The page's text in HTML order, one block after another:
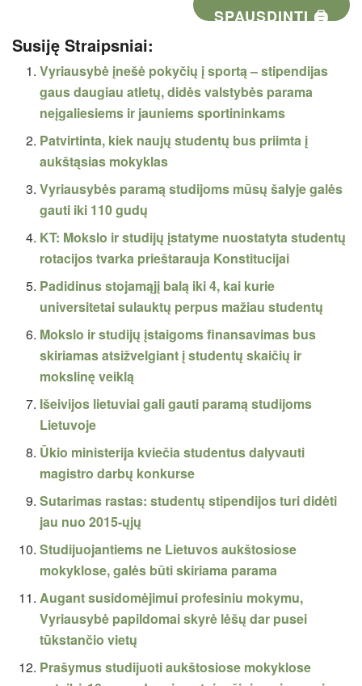
SPAUSDINTI 🖨
Susiję Straipsniai:
Vyriausybė įnešė pokyčių į sportą – stipendijas
gaus daugiau atletų, didės valstybės parama
neįgaliesiems ir jauniems sportininkams
Patvirtinta, kiek naujų studentų bus priimta į
aukštąsias mokyklas
Vyriausybės paramą studijoms mūsų šalyje galės
gauti iki 110 gudų
KT: Mokslo ir studijų įstatyme nuostatyta studentų
rotacijos tvarka prieštarauja Konstitucijai
Padidinus stojamąjį balą iki 4, kai kurie
universitetai sulauktų perpus mažiau studentų
Mokslo ir studijų įstaigoms finansavimas bus
skiriamas atsižvelgiant į studentų skaičių ir
mokslinę veiklą
Išeivijos lietuviai gali gauti paramą studijoms
Lietuvoje
Ūkio ministerija kviečia studentus dalyvauti
magistro darbų konkurse
Sutarimas rastas: studentų stipendijos turi didėti
jau nuo 2015-ųjų
Studijuojantiems ne Lietuvos aukštosiose
mokyklose, galės būti skiriama parama
Augant susidomėjimui profesiniu mokymu,
Vyriausybė papildomai skyrė lėšų dar pusei
tūkstančio vietų
Prašymus studijuoti aukštosiose mokyklose